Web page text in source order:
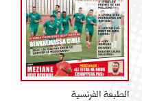
الطبعة الفرنسية